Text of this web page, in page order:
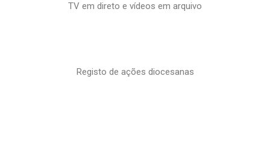
TV em direto e vídeos em arquivo
Registo de ações diocesanas